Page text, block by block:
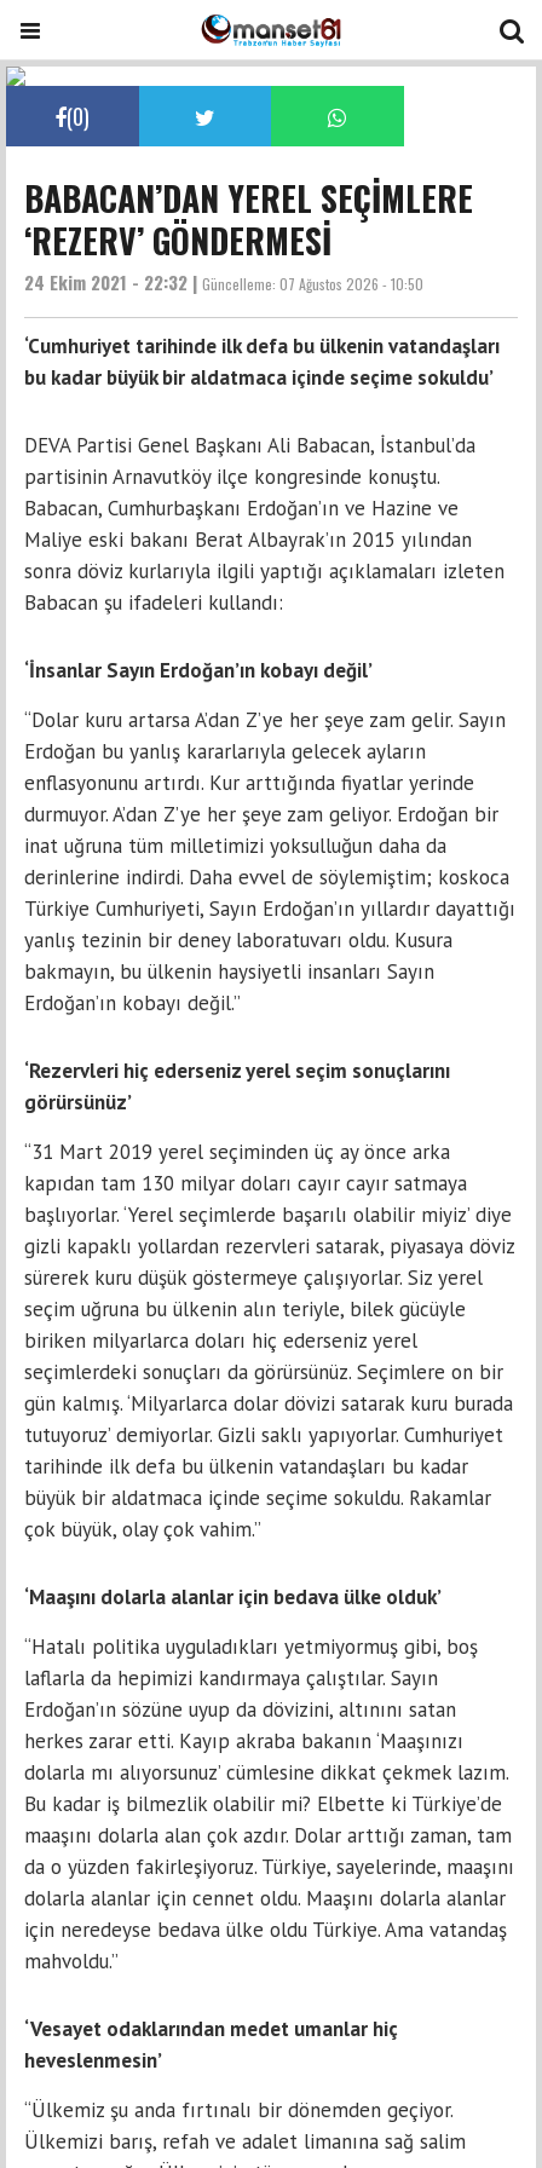
(0)
BABACAN’DAN YEREL SEÇİMLERE
‘REZERV’ GÖNDERMESİ
24 Ekim 2021 - 22:32 | Güncelleme: 07 Ağustos 2026 - 10:50
‘Cumhuriyet tarihinde ilk defa bu ülkenin vatandaşları
bu kadar büyük bir aldatmaca içinde seçime sokuldu’
DEVA Partisi Genel Başkanı Ali Babacan, İstanbul’da
partisinin Arnavutköy ilçe kongresinde konuştu.
Babacan, Cumhurbaşkanı Erdoğan’ın ve Hazine ve
Maliye eski bakanı Berat Albayrak’ın 2015 yılından
sonra döviz kurlarıyla ilgili yaptığı açıklamaları izleten
Babacan şu ifadeleri kullandı:
‘İnsanlar Sayın Erdoğan’ın kobayı değil’
“Dolar kuru artarsa A’dan Z’ye her şeye zam gelir. Sayın
Erdoğan bu yanlış kararlarıyla gelecek ayların
enflasyonunu artırdı. Kur arttığında fiyatlar yerinde
durmuyor. A’dan Z’ye her şeye zam geliyor. Erdoğan bir
inat uğruna tüm milletimizi yoksulluğun daha da
derinlerine indirdi. Daha evvel de söylemiştim; koskoca
Türkiye Cumhuriyeti, Sayın Erdoğan’ın yıllardır dayattığı
yanlış tezinin bir deney laboratuvarı oldu. Kusura
bakmayın, bu ülkenin haysiyetli insanları Sayın
Erdoğan’ın kobayı değil.”
‘Rezervleri hiç ederseniz yerel seçim sonuçlarını
görürsünüz’
“31 Mart 2019 yerel seçiminden üç ay önce arka
kapıdan tam 130 milyar doları cayır cayır satmaya
başlıyorlar. ‘Yerel seçimlerde başarılı olabilir miyiz’ diye
gizli kapaklı yollardan rezervleri satarak, piyasaya döviz
sürerek kuru düşük göstermeye çalışıyorlar. Siz yerel
seçim uğruna bu ülkenin alın teriyle, bilek gücüyle
biriken milyarlarca doları hiç ederseniz yerel
seçimlerdeki sonuçları da görürsünüz. Seçimlere on bir
gün kalmış. ‘Milyarlarca dolar dövizi satarak kuru burada
tutuyoruz’ demiyorlar. Gizli saklı yapıyorlar. Cumhuriyet
tarihinde ilk defa bu ülkenin vatandaşları bu kadar
büyük bir aldatmaca içinde seçime sokuldu. Rakamlar
çok büyük, olay çok vahim.”
‘Maaşını dolarla alanlar için bedava ülke olduk’
“Hatalı politika uyguladıkları yetmiyormuş gibi, boş
laflarla da hepimizi kandırmaya çalıştılar. Sayın
Erdoğan’ın sözüne uyup da dövizini, altınını satan
herkes zarar etti. Kayıp akraba bakanın ‘Maaşınızı
dolarla mı alıyorsunuz’ cümlesine dikkat çekmek lazım.
Bu kadar iş bilmezlik olabilir mi? Elbette ki Türkiye’de
maaşını dolarla alan çok azdır. Dolar arttığı zaman, tam
da o yüzden fakirleşiyoruz. Türkiye, sayelerinde, maaşını
dolarla alanlar için cennet oldu. Maaşını dolarla alanlar
için neredeyse bedava ülke oldu Türkiye. Ama vatandaş
mahvoldu.”
‘Vesayet odaklarından medet umanlar hiç
heveslenmesin’
“Ülkemiz şu anda fırtınalı bir dönemden geçiyor.
Ülkemizi barış, refah ve adalet limanına sağ salim